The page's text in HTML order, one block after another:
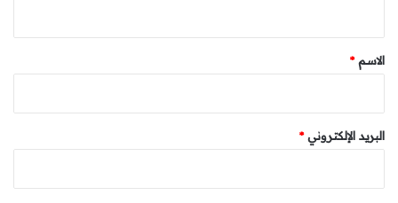
*
الاسم*
البريد الإلكتروني*